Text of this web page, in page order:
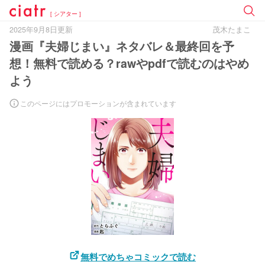
[ シアター ]
2025年9月8日更新 茂木たまこ
漫画『夫婦じまい』ネタバレ＆最終回を予
想！無料で読める？rawやpdfで読むのはやめ
よう
このページにはプロモーションが含まれています
無料でめちゃコミックで読む